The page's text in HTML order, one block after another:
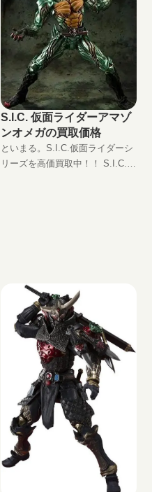
S.I.C. 仮面ライダーアマゾ
ンオメガの買取価格
といまる。S.I.C.仮面ライダーシ
リーズを高価買取中！！ S.I.C.